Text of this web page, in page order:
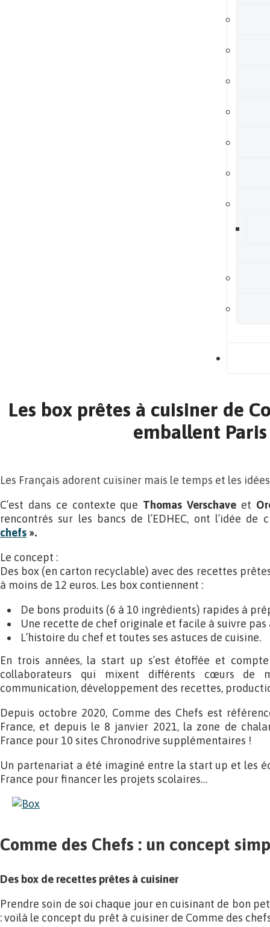
Les box prêtes à cuisiner de
emballent
Les Français adorent cuisiner mais le temps et les
C’est dans ce contexte que Thomas Verschave et
rencontrés sur les bancs de l’EDHEC, ont l’idée de
chefs ».
Le concept :
Des box (en carton recyclable) avec des recettes
à moins de 12 euros. Les box contiennent :
De bons produits (6 à 10 ingrédients) rapides à
Une recette de chef originale et facile à suivre pas
L’histoire du chef et toutes ses astuces de cuisine.
En trois années, la start up s’est étoffée et
collaborateurs qui mixent différents cœurs de
communication, développement des recettes,
Depuis octobre 2020, Comme des Chefs est
France, et depuis le 8 janvier 2021, la zone de
France pour 10 sites Chronodrive supplémentaires !
Un partenariat a été imaginé entre la start up et les
France pour financer les projets scolaires…
Comme des Chefs : un concept
Des box de recettes prêtes à cuisiner
Prendre soin de soi chaque jour en cuisinant de bon
: voilà le concept du prêt à cuisiner de Comme des